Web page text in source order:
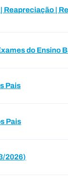
|
do Ensino
Pais
Pais
2026)